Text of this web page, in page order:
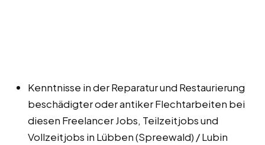
Kenntnisse in der Reparatur und Restaurierung
beschädigter oder antiker Flechtarbeiten bei
diesen Freelancer Jobs, Teilzeitjobs und
Vollzeitjobs in Lübben (Spreewald) / Lubin